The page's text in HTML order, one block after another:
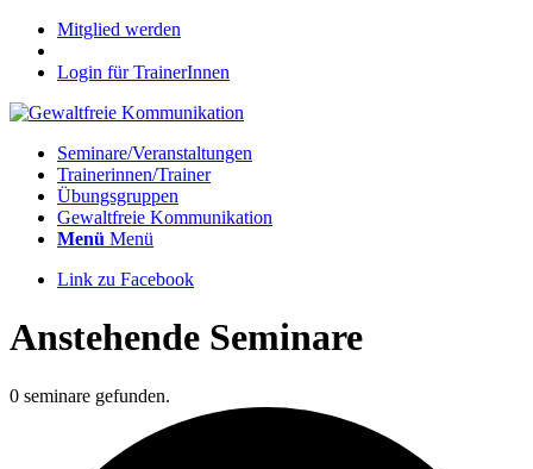
Mitglied werden
Login für TrainerInnen
Seminare/Veranstaltungen
Trainerinnen/Trainer
Übungsgruppen
Gewaltfreie Kommunikation
Menü Menü
Link zu Facebook
Anstehende Seminare
0 seminare gefunden.